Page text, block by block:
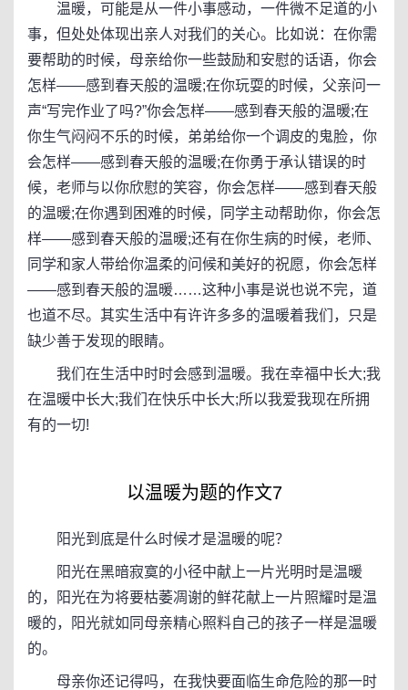
温暖，可能是从一件小事感动，一件微不足道的小
事，但处处体现出亲人对我们的关心。比如说：在你需
要帮助的时候，母亲给你一些鼓励和安慰的话语，你会
怎样——感到春天般的温暖;在你玩耍的时候，父亲问一
声“写完作业了吗?”你会怎样——感到春天般的温暖;在
你生气闷闷不乐的时候，弟弟给你一个调皮的鬼脸，你
会怎样——感到春天般的温暖;在你勇于承认错误的时
候，老师与以你欣慰的笑容，你会怎样——感到春天般
的温暖;在你遇到困难的时候，同学主动帮助你，你会怎
样——感到春天般的温暖;还有在你生病的时候，老师、
同学和家人带给你温柔的问候和美好的祝愿，你会怎样
——感到春天般的温暖……这种小事是说也说不完，道
也道不尽。其实生活中有许许多多的温暖着我们，只是
缺少善于发现的眼睛。
我们在生活中时时会感到温暖。我在幸福中长大;我
在温暖中长大;我们在快乐中长大;所以我爱我现在所拥
有的一切!
以温暖为题的作文7
阳光到底是什么时候才是温暖的呢？
阳光在黑暗寂寞的小径中献上一片光明时是温暖
的，阳光在为将要枯萎凋谢的鲜花献上一片照耀时是温
暖的，阳光就如同母亲精心照料自己的孩子一样是温暖
的。
母亲你还记得吗，在我快要面临生命危险的那一时